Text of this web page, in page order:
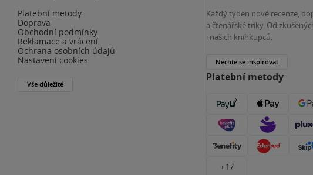
Platební metody
Doprava
Obchodní podmínky
Reklamace a vrácení
Ochrana osobních údajů
Nastavení cookies
Vše důležité
Každý týden nové recenze,
a čtenářské triky. Od
i našich knihkupců.
Nechte se inspirovat
Platební metody
+ 17